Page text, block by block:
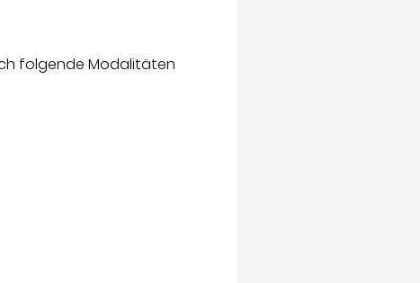
folgende Modalitäten